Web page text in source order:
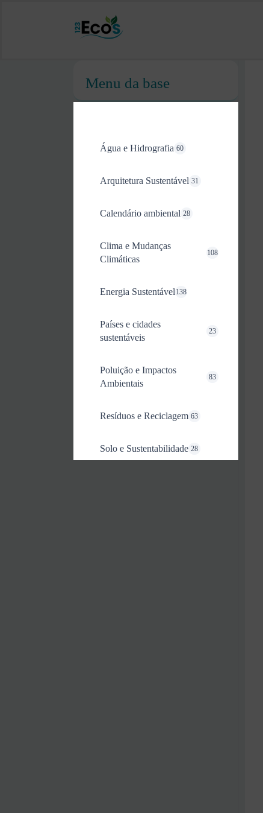
Menu da base
Água e Hidrografia 60
Arquitetura Sustentável 31
Calendário ambiental 28
Clima e Mudanças
Climáticas
108
Energia Sustentável 138
Países e cidades
sustentáveis
23
Poluição e Impactos
Ambientais
83
Resíduos e Reciclagem 63
Solo e Sustentabilidade 28